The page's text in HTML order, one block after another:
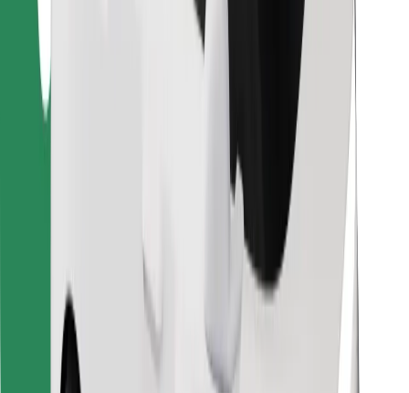
Uma viagem em poucos minutos!
Instalar app da Bolt Food